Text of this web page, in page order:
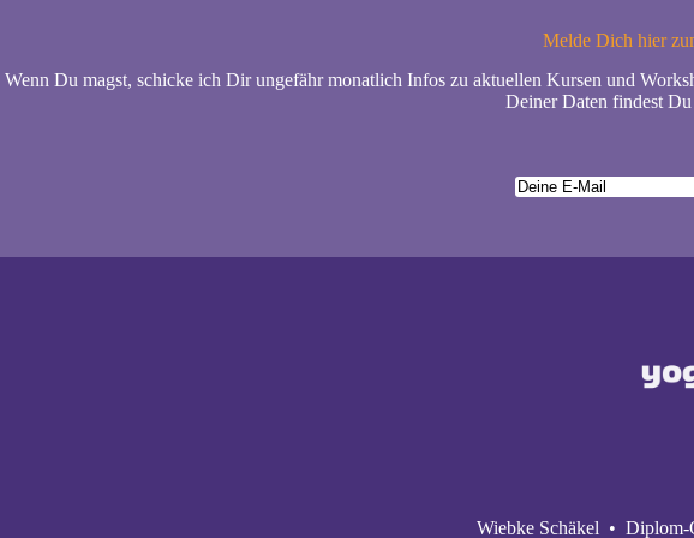
Melde Dich hier
Wenn Du magst, schicke ich Dir ungefähr monatlich Infos zu aktuellen Kursen und
Deiner Daten findest
Wiebke Schäkel •